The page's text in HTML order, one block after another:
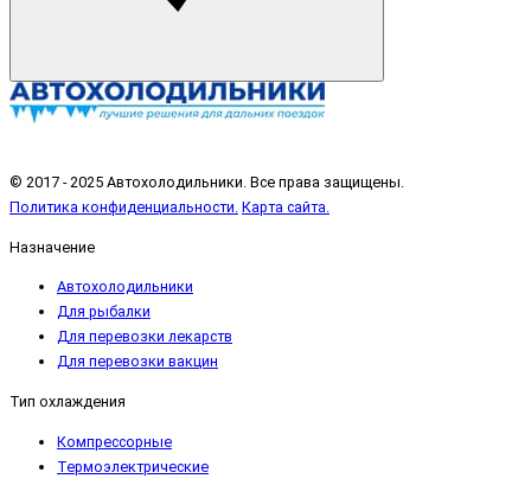
© 2017 - 2025 Автохолодильники. Все права защищены.
Политика конфиденциальности. Карта сайта.
Назначение
Автохолодильники
Для рыбалки
Для перевозки лекарств
Для перевозки вакцин
Тип охлаждения
Компрессорные
Термоэлектрические